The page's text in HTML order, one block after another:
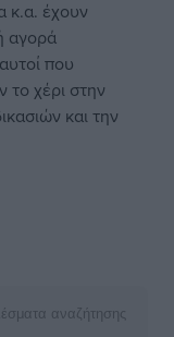
κ.α. έχουν
αγορά
που
το χέρι στην
και την
αναζήτησης